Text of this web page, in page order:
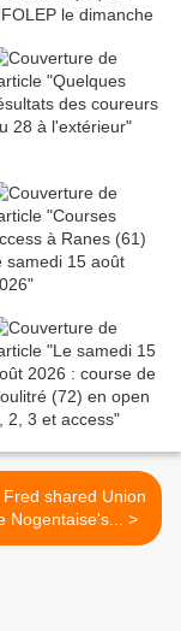
Fred shared Union
Sportive Nogentaise's... >